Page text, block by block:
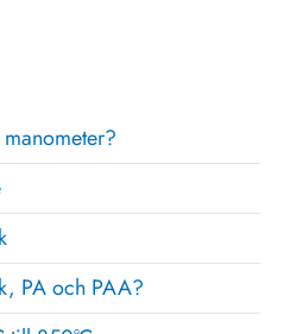
PA och PAA?